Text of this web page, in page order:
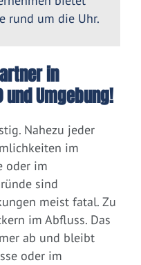
rund um die Uhr.
in
Umgebung!
Nahezu jeder
im
oder im
sind
meist fatal. Zu
im Abfluss. Das
ab und bleibt
oder im